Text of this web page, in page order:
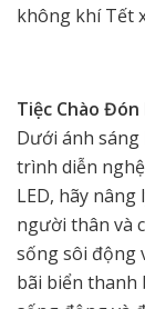
không khí Tết
Tiệc Chào
Dưới ánh sáng
trình diễn
LED, hãy
người thân và
sống sôi động
bãi biển thanh